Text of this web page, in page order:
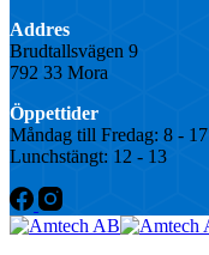
Addres
Brudtallsvägen 9
792 33 Mora
Öppettider
Måndag till Fredag: 8 - 17
Lunchstängt: 12 - 13